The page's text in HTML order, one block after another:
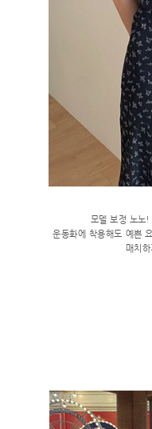
모델 보정 노노!
운동화에 착용해도 예쁜
매치